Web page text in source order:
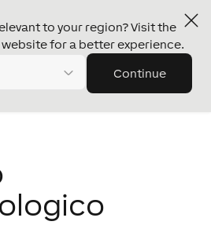
to your region? Visit the
for a better experience.
Continue